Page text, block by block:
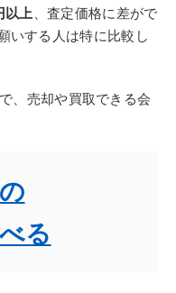
以上、査定価格に差がで
いする人は特に比較し
、売却や買取できる会
る